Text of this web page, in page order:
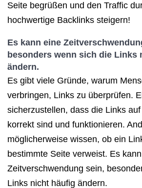
Seite begrüßen und den Traffic
hochwertige Backlinks steigern!
Es kann eine
besonders wenn sich die Links
ändern.
Es gibt viele Gründe, warum
verbringen, Links zu überprüfen.
sicherzustellen, dass die Links
korrekt sind und funktionieren.
möglicherweise wissen, ob ein
bestimmte Seite verweist. Es
Zeitverschwendung sein,
Links nicht häufig ändern.